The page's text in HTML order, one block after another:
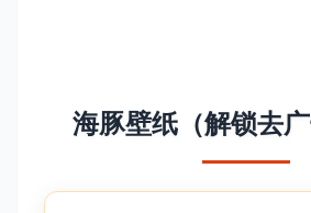
海豚壁纸（解锁去